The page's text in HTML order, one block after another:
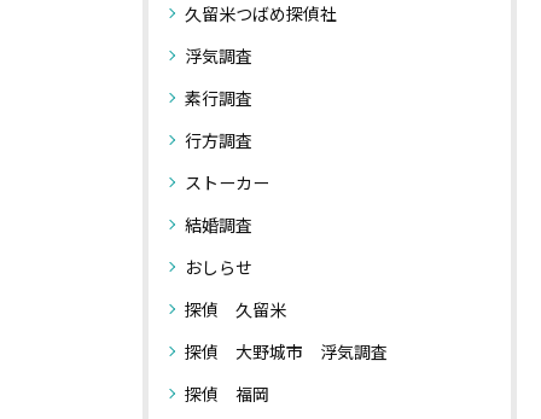
久留米つばめ探偵社
浮気調査
素行調査
行方調査
ストーカー
結婚調査
おしらせ
探偵 久留米
探偵 大野城市 浮気調査
探偵 福岡